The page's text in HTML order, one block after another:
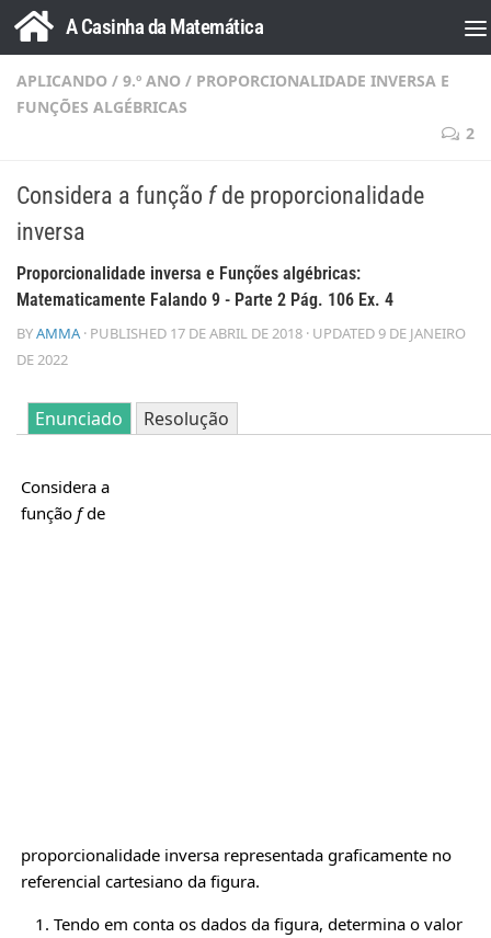
Skip to content
A Casinha da Matemática
APLICANDO / 9.º ANO / PROPORCIONALIDADE INVERSA E
FUNÇÕES ALGÉBRICAS
2
Considera a função fde proporcionalidade
inversa
Proporcionalidade inversa e Funções algébricas:
Matematicamente Falando 9 - Parte 2 Pág. 106 Ex. 4
BYAMMA · PUBLISHED 17 DE ABRIL DE 2018 · UPDATED9 DE JANEIRO
DE 2022
Enunciado Resolução
Considera a
função fde
proporcionalidade inversa representada graficamente no
referencial cartesiano da figura.
Tendo em conta os dados da figura, determina o valor